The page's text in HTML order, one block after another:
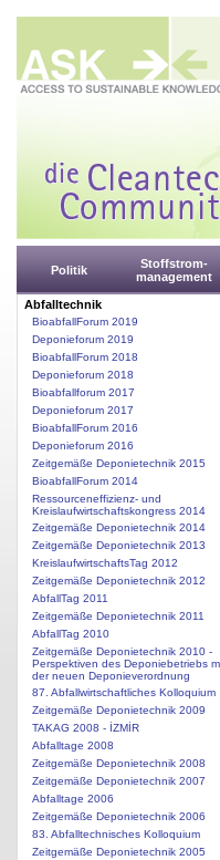
Politik
Stoffstrom-
management
Abfalltechnik
BioabfallForum 2019
Deponieforum 2019
BioabfallForum 2018
Deponieforum 2018
Bioabfallforum 2017
Deponieforum 2017
BioabfallForum 2016
Deponieforum 2016
Zeitgemäße Deponietechnik 2015
BioabfallForum 2014
Ressourceneffizienz- und
Kreislaufwirtschaftskongress 2014
Zeitgemäße Deponietechnik 2014
Zeitgemäße Deponietechnik 2013
KreislaufwirtschaftsTag 2012
Zeitgemäße Deponietechnik 2012
AbfallTag 2011
Zeitgemäße Deponietechnik 2011
AbfallTag 2010
Zeitgemäße Deponietechnik 2010 -
Perspektiven des Deponiebetriebs
der neuen Deponieverordnung
87. Abfallwirtschaftliches Kolloquium
Zeitgemäße Deponietechnik 2009
TAKAG 2008 - İZMİR
Abfalltage 2008
Zeitgemäße Deponietechnik 2008
Zeitgemäße Deponietechnik 2007
Abfalltage 2006
Zeitgemäße Deponietechnik 2006
83. Abfalltechnisches Kolloquium
Zeitgemäße Deponietechnik 2005